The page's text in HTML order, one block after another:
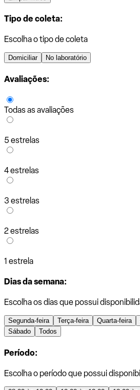
Tipo de coleta:
Escolha o tipo de coleta
Domiciliar No laboratório
Avaliações:
Todas as avaliações
5 estrelas
4 estrelas
3 estrelas
2 estrelas
1 estrela
Dias da semana:
Escolha os dias que possui
Segunda-feira Terça-feira Quarta-feira
Sábado
Todos
Período:
Escolha o período que possui